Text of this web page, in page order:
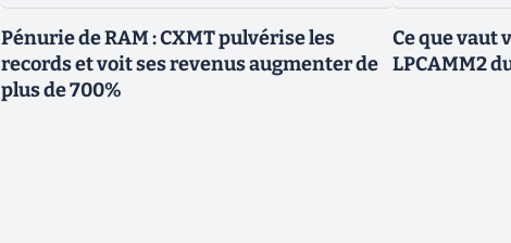
Pénurie de RAM : CXMT pulvérise les
records et voit ses revenus augmenter de
plus de 700%
Ce que vaut
LPCAMM2